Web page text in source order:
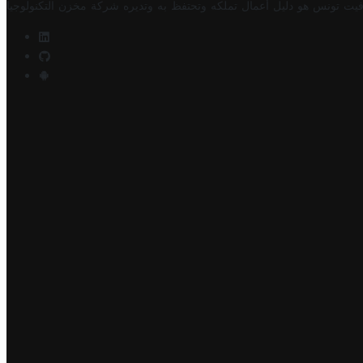
تونس هو دليل أعمال تملكه وتحتفظ به وتديره شركة مخزن التكنولوجيا